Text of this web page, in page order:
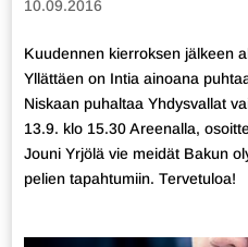
10.09.2016
Kuudennen kierroksen jälkeen
Yllättäen on Intia ainoana
Niskaan puhaltaa Yhdysvallat
13.9. klo 15.30 Areenalla,
Jouni Yrjölä vie meidät Bakun
pelien tapahtumiin. Tervetuloa!